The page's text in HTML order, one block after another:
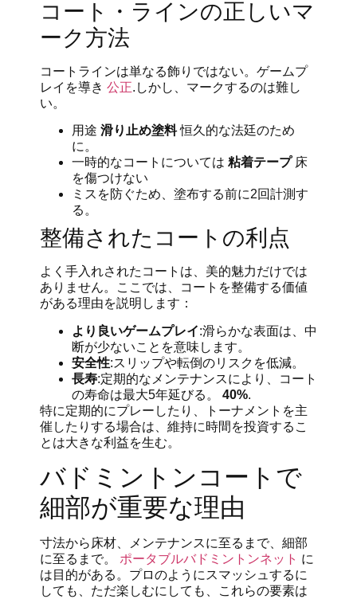
コート・ラインの正しいマ
ーク方法
コートラインは単なる飾りではない。ゲームプ
レイを導き 公正.しかし、マークするのは難し
い。
用途 滑り止め塗料恒久的な法廷のため
に。
一時的なコートについては 粘着テープ床
を傷つけない
ミスを防ぐため、塗布する前に2回計測す
る。
整備されたコートの利点
よく手入れされたコートは、美的魅力だけでは
ありません。ここでは、コートを整備する価値
がある理由を説明します：
より良いゲームプレイ:滑らかな表面は、中
断が少ないことを意味します。
安全性:スリップや転倒のリスクを低減。
長寿:定期的なメンテナンスにより、コート
の寿命は最大5年延びる。 40%.
特に定期的にプレーしたり、トーナメントを主
催したりする場合は、維持に時間を投資するこ
とは大きな利益を生む。
バドミントンコートで
細部が重要な理由
寸法から床材、メンテナンスに至るまで、細部
に至るまで。 ポータブルバドミントンネット に
は目的がある。プロのようにスマッシュするに
しても、ただ楽しむにしても、これらの要素は